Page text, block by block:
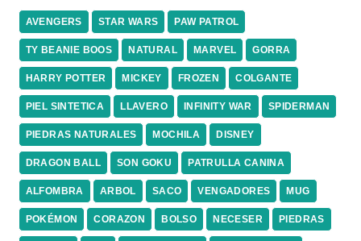
AVENGERS STAR WARS PAW PATROL
TY BEANIE BOOS NATURAL MARVEL GORRA
HARRY POTTER MICKEY FROZEN COLGANTE
PIEL SINTETICA LLAVERO INFINITY WAR SPIDERMAN
PIEDRAS NATURALES MOCHILA DISNEY
DRAGON BALL SON GOKU PATRULLA CANINA
ALFOMBRA ARBOL SACO VENGADORES MUG
POKÉMON CORAZON BOLSO NECESER PIEDRAS